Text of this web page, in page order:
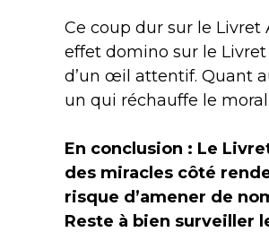
Ce coup dur sur le Livret
effet domino sur le
d’un œil attentif. Quant
un qui réchauffe le
En conclusion : Le
des miracles côté
risque d’amener de
Reste à bien surveiller